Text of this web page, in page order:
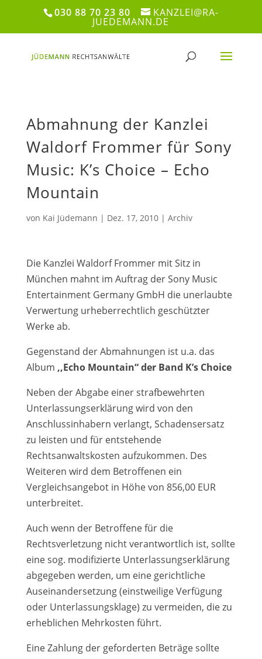
030 88 70 23 80 KANZLEI@RA-
JUEDEMANN.DE
Abmahnung der Kanzlei
Waldorf Frommer für Sony
Music: K’s Choice – Echo
Mountain
von Kai Jüdemann | Dez. 17, 2010| Archiv
Die Kanzlei Waldorf Frommer mit Sitz in
München mahnt im Auftrag der Sony Music
Entertainment Germany GmbH die unerlaubte
Verwertung urheberrechtlich geschützter
Werke ab.
Gegenstand der Abmahnungen ist u.a. das
Album ,,Echo Mountain“ der Band K’s Choice
Neben der Abgabe einer strafbewehrten
Unterlassungserklärung wird von den
Anschlussinhabern verlangt, Schadensersatz
zu leisten und für entstehende
Rechtsanwaltskosten aufzukommen. Des
Weiteren wird dem Betroffenen ein
Vergleichsangebot in Höhe von 856,00 EUR
unterbreitet.
Auch wenn der Betroffene für die
Rechtsverletzung nicht verantwortlich ist, sollte
eine sog. modifizierte Unterlassungserklärung
abgegeben werden, um eine gerichtliche
Auseinandersetzung (einstweilige Verfügung
oder Unterlassungsklage) zu vermeiden, die zu
erheblichen Mehrkosten führt.
Eine Zahlung der geforderten Beträge sollte